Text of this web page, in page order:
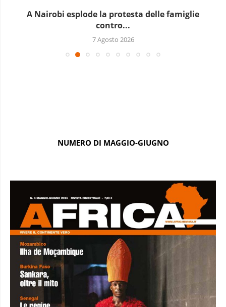
A Nairobi esplode la protesta delle famiglie
contro...
7 Agosto 2026
NUMERO DI MAGGIO-GIUGNO